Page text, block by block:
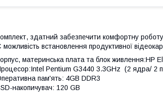
здатний забезпечити комфортну
можливість встановлення продуктивної
материнська плата та блок живлення:HP
Pentium G3440 3.3GHz (2 ядра/ 2
пам'ять: 4GB DDR3
накопичувач: 120 GB